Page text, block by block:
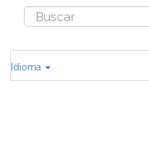
Idioma